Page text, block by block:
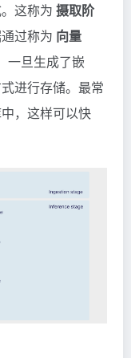
这称为 摄取阶
过称为 向量
一旦生成了嵌
进行存储。最常
，这样可以快